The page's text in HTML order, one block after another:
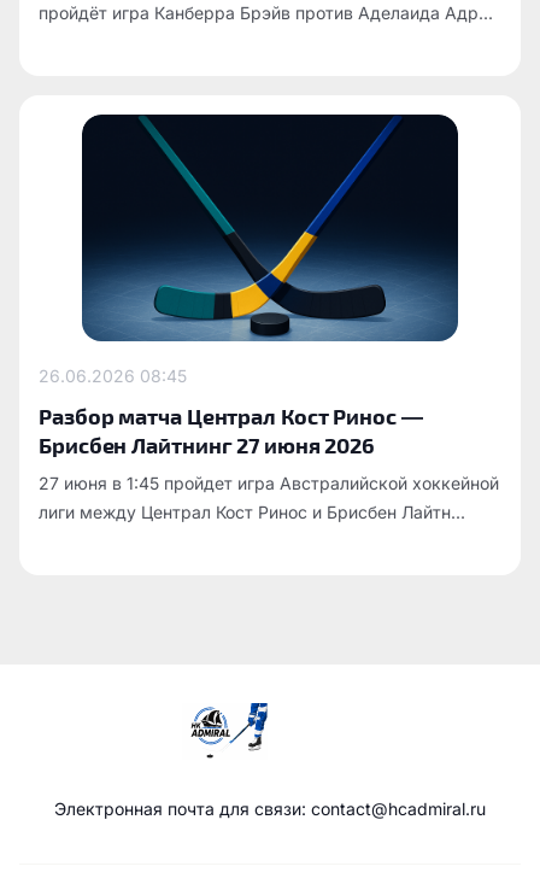
пройдёт игра Канберра Брэйв против Аделаида Адр...
26.06.2026 08:45
Разбор матча Централ Кост Ринос —
Брисбен Лайтнинг 27 июня 2026
27 июня в 1:45 пройдет игра Австралийской хоккейной
лиги между Централ Кост Ринос и Брисбен Лайтн...
Электронная почта для связи: contact@hcadmiral.ru